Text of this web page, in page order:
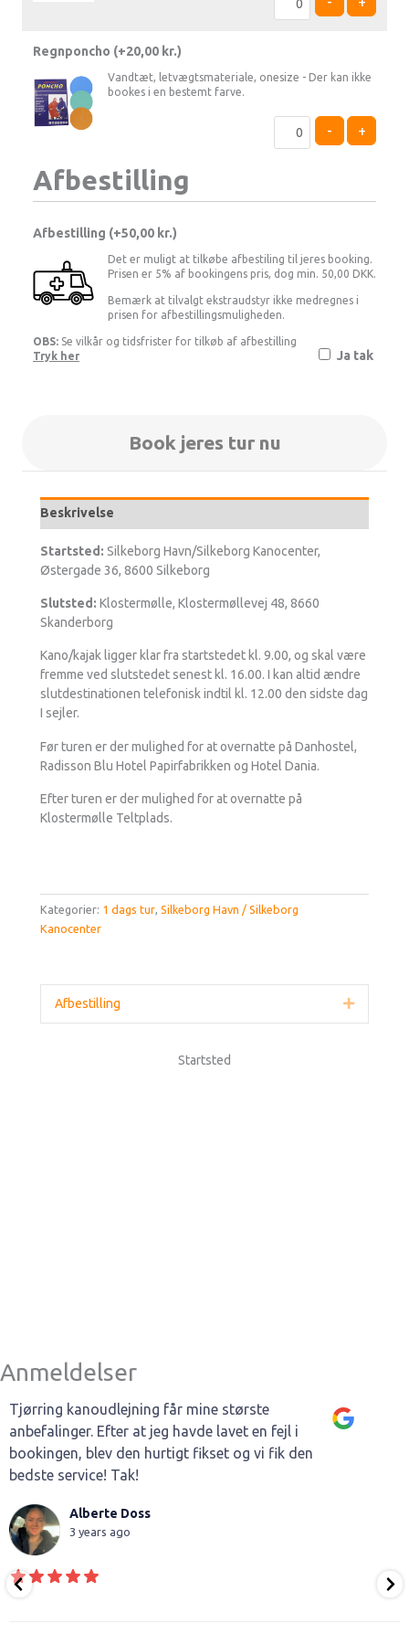
Beskrivelse
Startsted: Silkeborg Havn/Silkeborg Kanocenter,
Østergade 36, 8600 Silkeborg
Slutsted: Klostermølle, Klostermøllevej 48, 8660
Skanderborg
Kano/kajak ligger klar fra startstedet kl. 9.00, og skal være
fremme ved slutstedet senest kl. 16.00. I kan altid ændre
slutdestinationen telefonisk indtil kl. 12.00 den sidste dag
I sejler.
Før turen er der mulighed for at overnatte på Danhostel,
Radisson Blu Hotel Papirfabrikken og Hotel Dania.
Efter turen er der mulighed for at overnatte på
Klostermølle Teltplads.
Kategorier: 1 dags tur, Silkeborg Havn / Silkeborg
Kanocenter
Afbestilling Udvid
Startsted
Regnponcho (+20,00 kr.)
Vandtæt, letvægtsmateriale, onesize - Der kan ikke
bookes i en bestemt farve.
- +
Afbestilling
Afbestilling ( 50,00 kr.)
Det er muligt at tilkøbe afbestiling til jeres booking.
Prisen er 5% af bookingens pris, dog min. 50,00 DKK.
Bemærk at tilvalgt ekstraudstyr ikke medregnes i
prisen for afbestillingsmuligheden.
OBS: Se vilkår og tidsfrister for tilkøb af afbestilling
Tryk her
Ja tak
Book jeres tur nu
Anmeldelser
Tjørring kanoudlejning får mine største
anbefalinger. Efter at jeg havde lavet en fejl i
bookingen, blev den hurtigt fikset og vi fik den
bedste service! Tak!
Alberte Doss
3 years ago